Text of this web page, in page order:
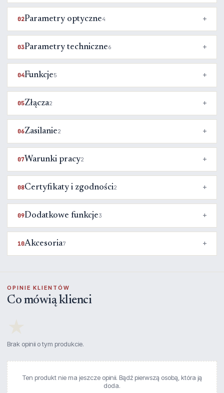
02Parametry optyczne4
03Parametry techniczne6
04Funkcje5
05Złącza2
06Zasilanie2
07Warunki pracy2
08Certyfikaty i zgodności2
09Dodatkowe funkcje3
10Akcesoria7
OPINIE KLIENTÓW
Co mówią klienci
Brak opinii o tym produkcie.
Ten produkt nie ma jeszcze opinii. Bądź pierwszą osobą, która ją
doda.